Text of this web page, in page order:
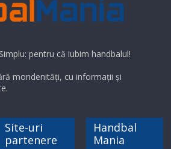
pentru că iubim handbalul!
mondenități, cu informații și
Site-uri
partenere
Handbal
Mania